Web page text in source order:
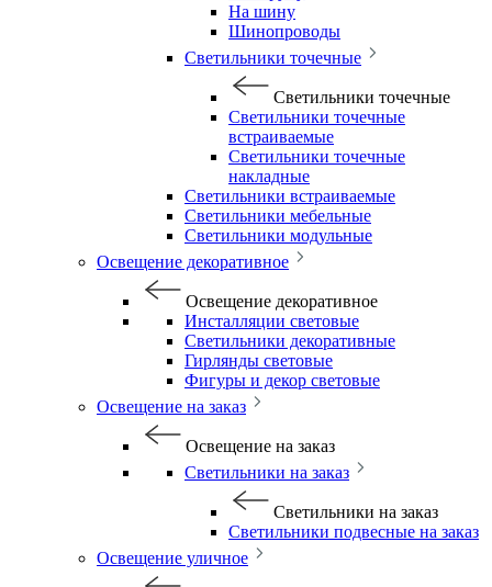
На шину
Шинопроводы
Светильники точечные
Светильники точечные
Светильники точечные
встраиваемые
Светильники точечные
накладные
Светильники встраиваемые
Светильники мебельные
Светильники модульные
Освещение декоративное
Освещение декоративное
Инсталляции световые
Светильники декоративные
Гирлянды световые
Фигуры и декор световые
Освещение на заказ
Освещение на заказ
Светильники на заказ
Светильники на заказ
Светильники подвесные на заказ
Освещение уличное